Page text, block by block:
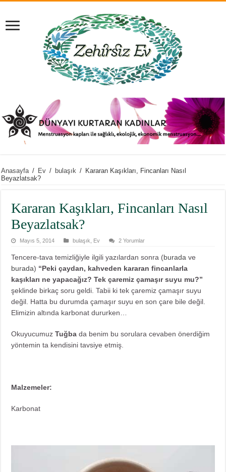
Anasayfa / Ev / bulaşık / Kararan Kaşıkları, Fincanları Nasıl
Beyazlatsak?
Kararan Kaşıkları, Fincanları Nasıl
Beyazlatsak?
Mayıs 5, 2014 bulaşık Ev 2 Yorumlar
Tencere-tava temizliğiyle ilgili yazılardan sonra (burada ve
burada) “Peki çaydan, kahveden kararan fincanlarla
kaşıkları ne yapacağız? Tek çaremiz çamaşır suyu mu?”
şeklinde birkaç soru geldi. Tabii ki tek çaremiz çamaşır suyu
değil. Hatta bu durumda çamaşır suyu en son çare bile değil.
Elimizin altında karbonat dururken…
OkuyucumuzTuğba da benim bu sorulara cevaben önerdiğim
yöntemin ta kendisini tavsiye etmiş.
Malzemeler:
Karbonat